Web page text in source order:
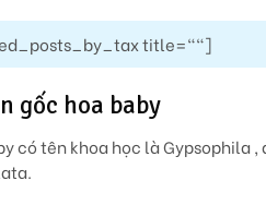
title=""]
gốc hoa baby
có tên khoa học là Gypsophila